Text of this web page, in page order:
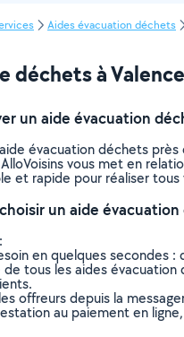
Aides évacuation déchets
déchets à
un aide évacuation
évacuation déchets
vous met en
et rapide pour réaliser
un aide évacuation
en quelques secondes
tous les aides
offreurs depuis la
au paiement en